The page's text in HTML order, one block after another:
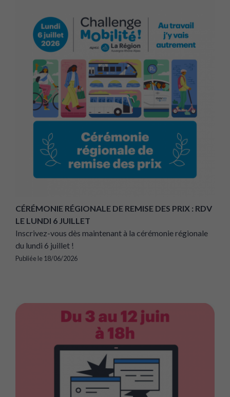
CÉRÉMONIE RÉGIONALE DE REMISE DES PRIX : RDV
LE LUNDI 6 JUILLET
Inscrivez-vous dès maintenant à la cérémonie régionale
du lundi 6 juillet !
Publiée le 18/06/2026